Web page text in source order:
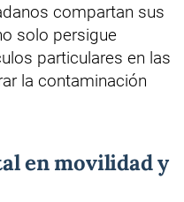
compartan sus
solo persigue
particulares en las
la contaminación
en movilidad y